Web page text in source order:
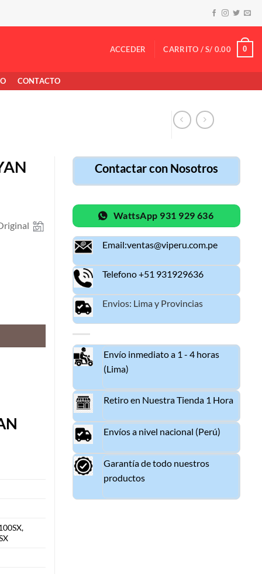
ACCEDER CARRITO /S/ 0.00 0
CONTACTO
Contactar con Nosotros
WattsApp 931 929 636
Email:ventas@viperu.com.pe
Telefono +51 931929636
Envios: Lima y Provincias
Envío inmediato a 1 - 4 horas
(Lima)
Retiro en Nuestra Tienda 1 Hora
Envíos a nivel nacional (Perú)
Garantía de todo nuestros
productos